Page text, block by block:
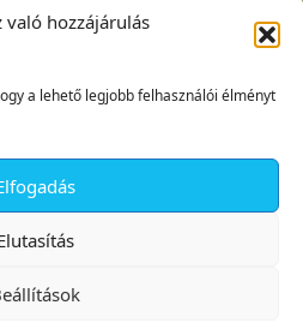
való hozzájárulás
a lehető legjobb felhasználói élményt
✕